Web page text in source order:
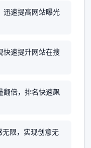
迅速提高网站曝光
快速提升网站在搜
翻倍，排名快速飙
限，实现创意无